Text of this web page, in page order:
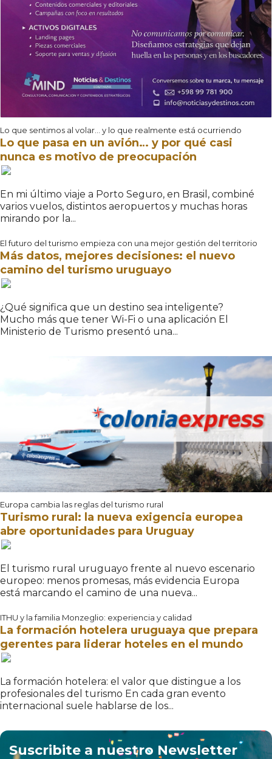
Lo que sentimos al volar… y lo que realmente está ocurriendo
Lo que pasa en un avión… y por qué casi
nunca es motivo de preocupación
En mi último viaje a Porto Seguro, en Brasil, combiné
varios vuelos, distintos aeropuertos y muchas horas
mirando por la...
El futuro del turismo empieza con una mejor gestión del territorio
Más datos, mejores decisiones: el nuevo
camino del turismo uruguayo
¿Qué significa que un destino sea inteligente?
Mucho más que tener Wi-Fi o una aplicación El
Ministerio de Turismo presentó una...
Europa cambia las reglas del turismo rural
Turismo rural: la nueva exigencia europea
abre oportunidades para Uruguay
El turismo rural uruguayo frente al nuevo escenario
europeo: menos promesas, más evidencia Europa
está marcando el camino de una nueva...
ITHU y la familia Monzeglio: experiencia y calidad
La formación hotelera uruguaya que prepara
gerentes para liderar hoteles en el mundo
La formación hotelera: el valor que distingue a los
profesionales del turismo En cada gran evento
internacional suele hablarse de los...
Suscribite a nuestro Newsletter